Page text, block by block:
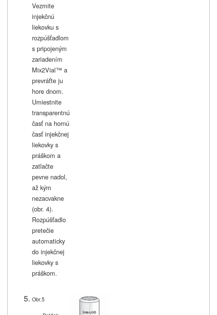
Vezmite
injekčnú
liekovku s
rozpúšťadlom
s pripojeným
zariadením
Mix2Vial™ a
prevráťte ju
hore dnom.
Umiestnite
transparentnú
časť na hornú
časť injekčnej
liekovky s
práškom a
zatlačte
pevne nadol,
až kým
nezacvakne
(obr. 4).
Rozpúšťadlo
pretečie
automaticky
do injekčnej
liekovky s
práškom.
Obr.5